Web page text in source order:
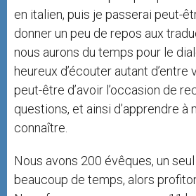
en italien, puis je passerai peut-
donner un peu de repos aux
nous aurons du temps pour le
heureux d’écouter autant d’entre
peut-être d’avoir l’occasion de
questions, et ainsi d’apprendre à
connaître.
Nous avons 200 évêques, un
beaucoup de temps, alors